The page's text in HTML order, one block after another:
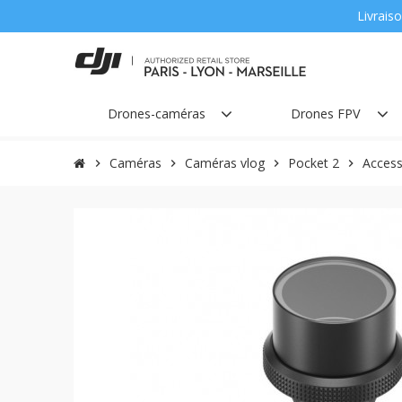
Drones-caméras Drones FPV
chevron_right Caméras chevron_right Caméras vlog chevron_right Pocket 2 chevron_right